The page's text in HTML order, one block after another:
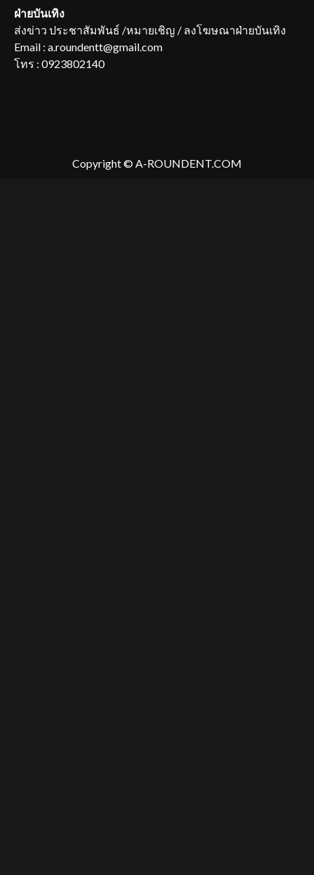
ฝ่ายบันเทิง
ส่งข่าว ประชาสัมพันธ์ /หมายเชิญ / ลงโฆษณาฝ่ายบันเทิง
Email : a.roundentt@gmail.com
โทร : 0923802140
Copyright © A-ROUNDENT.COM